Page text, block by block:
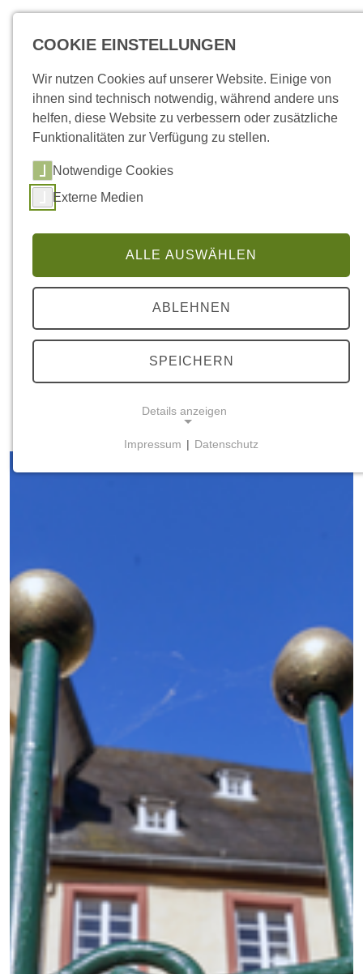
COOKIE EINSTELLUNGEN
Wir nutzen Cookies auf unserer Website. Einige von
ihnen sind technisch notwendig, während andere uns
helfen, diese Website zu verbessern oder zusätzliche
Funktionalitäten zur Verfügung zu stellen.
Notwendige Cookies
Externe Medien
ALLE AUSWÄHLEN
ABLEHNEN
SPEICHERN
Details anzeigen
Name:
cookie_consent
Zweck:
Dieser Cookie speichert die ausgewählten
Einverständnis-Optionen des Benutzers
Cookie Laufzeit:
1 Jahr
EXTERNE MEDIEN
Um Inhalte von Videoplattformen und Social Media
Plattformen anzeigen zu können, werden von
diesen externen Medien Cookies gesetzt.
YouTube
Vimeo
Impressum | Datenschutz